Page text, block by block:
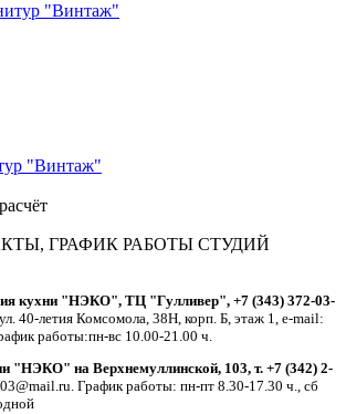
"Винтаж"
ГРАФИК РАБОТЫ СТУДИЙ
кухни "НЭКО", ТЦ "Гулливер", +7 (343) 372-03-
40-летия Комсомола, 38Н, корп. Б, этаж 1, e-mail:
работы:пн-вс 10.00-21.00 ч.
"НЭКО" на Верхнемуллинской, 103, т. +7 (342) 2-
График работы: пн-пт 8.30-17.30 ч., сб